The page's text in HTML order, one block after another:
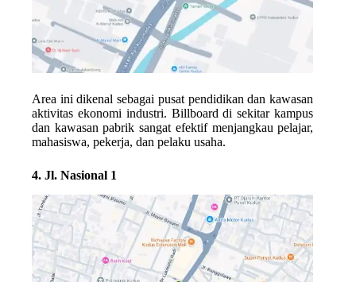
Area ini dikenal sebagai pusat pendidikan dan kawasan
aktivitas ekonomi industri. Billboard di sekitar kampus
dan kawasan pabrik sangat efektif menjangkau pelajar,
mahasiswa, pekerja, dan pelaku usaha.
4. Jl. Nasional 1